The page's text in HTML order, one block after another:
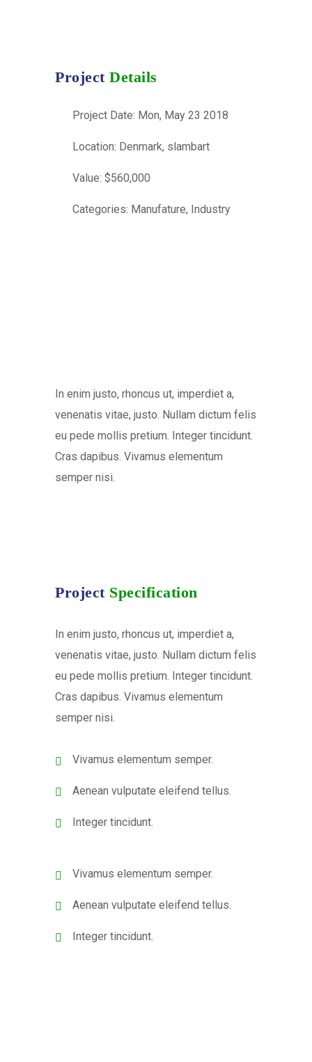
Project Details
Project Date: Mon, May 23 2018
Location: Denmark, slambart
Value: $560,000
Categories: Manufature, Industry
In enim justo, rhoncus ut, imperdiet a,
venenatis vitae, justo. Nullam dictum felis
eu pede mollis pretium. Integer tincidunt.
Cras dapibus. Vivamus elementum
semper nisi.
Project Specification
In enim justo, rhoncus ut, imperdiet a,
venenatis vitae, justo. Nullam dictum felis
eu pede mollis pretium. Integer tincidunt.
Cras dapibus. Vivamus elementum
semper nisi.
Vivamus elementum semper.
Aenean vulputate eleifend tellus.
Integer tincidunt.
Vivamus elementum semper.
Aenean vulputate eleifend tellus.
Integer tincidunt.